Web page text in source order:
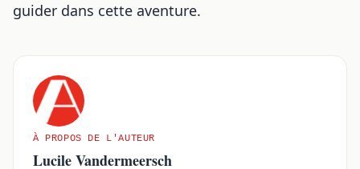
guider dans cette aventure.
À PROPOS DE L'AUTEUR
Lucile Vandermeersch